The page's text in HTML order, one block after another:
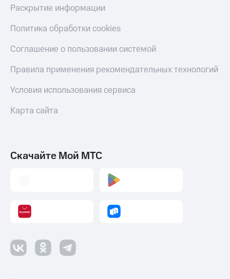
Раскрытие информации
Политика обработки cookies
Соглашение о пользовании системой
Правила применения рекомендательных технологий
Условия использования сервиса
Карта сайта
Скачайте Мой МТС